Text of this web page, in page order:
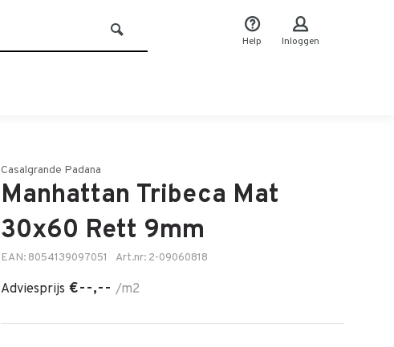
Help Inloggen
Casalgrande Padana
Manhattan Tribeca Mat
30x60 Rett 9mm
EAN: 8054139097051 Art.nr: 2-09060818
Adviesprijs €--,-- /m2